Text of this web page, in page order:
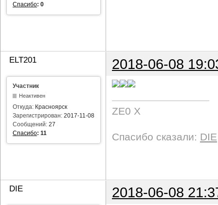
Спасибо: 0
ELT201 2018-06-08
Участник
Неактивен
Откуда: Красноярск
Зарегистрирован: 2017-11-08
Сообщений: 27
Спасибо: 11
ZE0 X
Спасибо сказали: DIE
DIE 2018-06-08